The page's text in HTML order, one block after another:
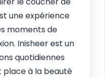
une expérience
moments de
Inisheer est un
quotidiennes
place à la beauté